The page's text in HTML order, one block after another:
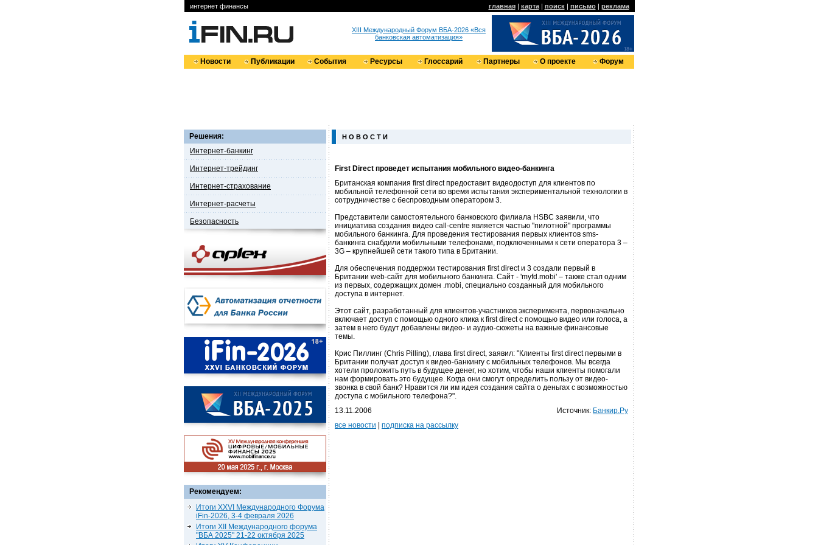
интернет финансы главная| карта| поиск| письмо| реклама
XIII Международный Форум ВБА-2026 «Вся
банковская автоматизация»
Новости Публикации События Ресурсы Глоссарий Партнеры О проекте Форум
Решения:
Интернет-банкинг
Интернет-трейдинг
Интернет-страхование
Интернет-расчеты
Безопасность
Рекомендуем:
Итоги XXVI Международного Форума
iFin-2026, 3-4 февраля 2026
Итоги XII Международного форума
"ВБА 2025" 21-22 октября 2025
Н О В О С Т И
First Direct проведет испытания мобильного видео-банкинга
Британская компания first direct предоставит видеодоступ для клиентов по
мобильной телефонной сети во время испытания экспериментальной технологии в
сотрудничестве с беспроводным оператором 3.
Представители самостоятельного банковского филиала HSBC заявили, что
инициатива создания видео call-centre является частью "пилотной" программы
мобильного банкинга. Для проведения тестирования первых клиентов sms-
банкинга снабдили мобильными телефонами, подключенными к сети оператора 3 –
3G – крупнейшей сети такого типа в Британии.
Для обеспечения поддержки тестирования first direct и 3 создали первый в
Британии web-сайт для мобильного банкинга. Сайт - 'myfd.mobi' – также стал одним
из первых, содержащих домен .mobi, специально созданный для мобильного
доступа в интернет.
Этот сайт, разработанный для клиентов-участников эксперимента, первоначально
включает доступ с помощью одного клика к first direct с помощью видео или голоса, а
затем в него будут добавлены видео- и аудио-сюжеты на важные финансовые
темы.
Крис Пиллинг (Chris Pilling), глава first direct, заявил: "Клиенты first direct первыми в
Британии получат доступ к видео-банкингу с мобильных телефонов. Мы всегда
хотели проложить путь в будущее денег, но хотим, чтобы наши клиенты помогали
нам формировать это будущее. Когда они смогут определить пользу от видео-
звонка в свой банк? Нравится ли им идея создания сайта о деньгах с возможностью
доступа с мобильного телефона?".
13.11.2006
Источник: Банкир.Ру
все новости
подписка на рассылку